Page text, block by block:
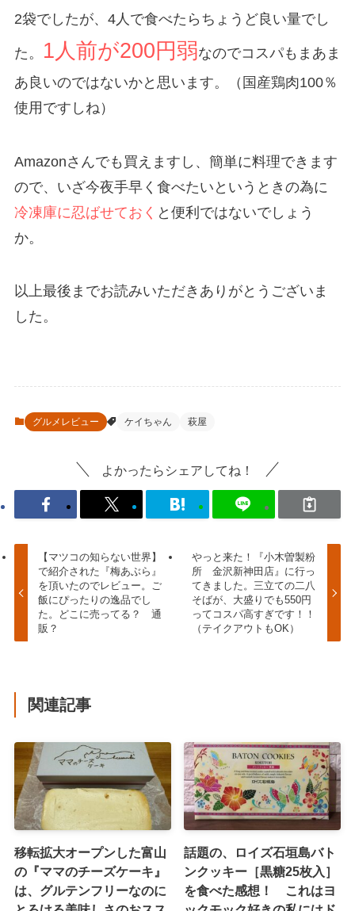
2袋でしたが、4人で食べたらちょうど良い量でし
た。 1人前が200円弱なのでコスパもまあま
あ良いのではないかと思います。（国産鶏肉100％
使用ですしね）
Amazonさんでも買えますし、簡単に料理できます
ので、いざ今夜手早く食べたいというときの為に
冷凍庫に忍ばせておく と便利ではないでしょう
か。
以上最後までお読みいただきありがとうございま
した。
グルメレビュー ケイちゃん 萩屋
よかったらシェアしてね！
【マツコの知らない世界】
で紹介された『梅あぶら』
を頂いたのでレビュー。ご
飯にぴったりの逸品でし
た。どこに売ってる？ 通
販？
やっと来た！『小木曽製粉
所 金沢新神田店』に行っ
てきました。三立ての二八
そばが、大盛りでも550円
ってコスパ高すぎです！！
（テイクアウトもOK）
関連記事
移転拡大オープンした富山
の『ママのチーズケーキ』
は、グルテンフリーなのに
話題の、ロイズ石垣島バト
ンクッキー［黒糖25枚入］
を食べた感想！ これはヨ